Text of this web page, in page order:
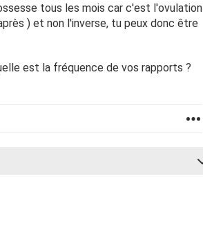
tous les mois car c'est l'ovulation
) et non l'inverse, tu peux donc être
est la fréquence de vos rapports ?